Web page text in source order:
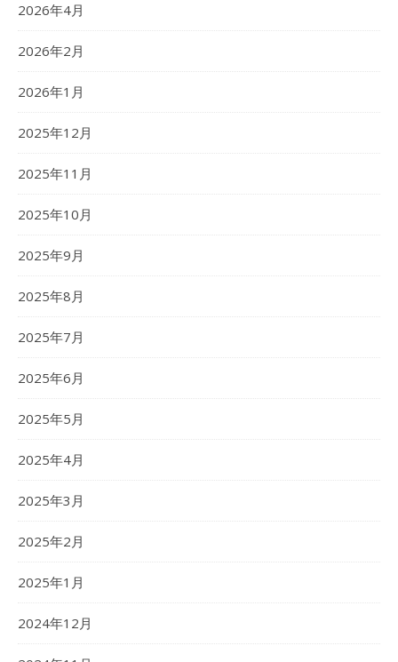
2026年4月
2026年2月
2026年1月
2025年12月
2025年11月
2025年10月
2025年9月
2025年8月
2025年7月
2025年6月
2025年5月
2025年4月
2025年3月
2025年2月
2025年1月
2024年12月